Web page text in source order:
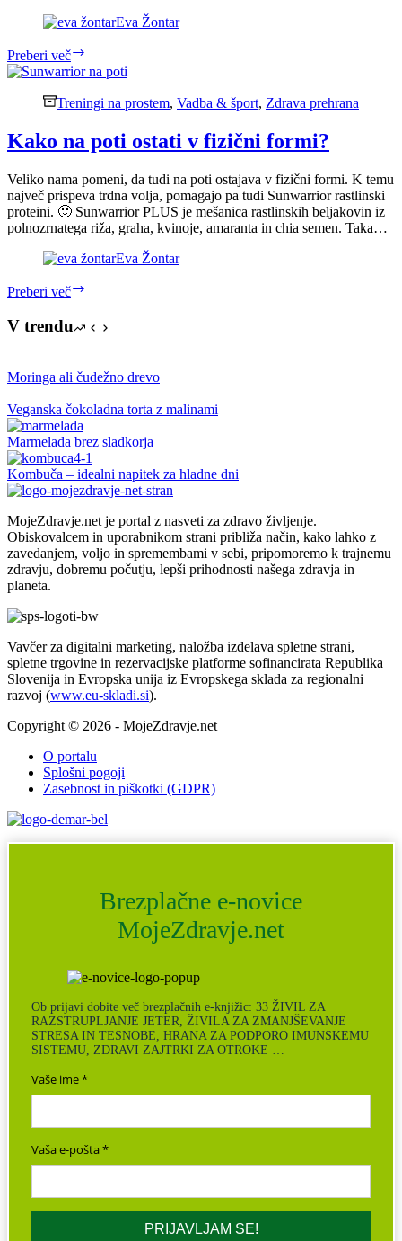
Eva Žontar
Preberi več
izogibajte
tem
Treningi na prostem, Vadba & šport, Zdrava prehrana
Kako na poti ostati v fizični formi?
Veliko nama pomeni, da tudi na poti ostajava v fizični formi. K temu
največ prispeva trdna volja, pomagajo pa tudi Sunwarrior rastlinski
proteini. 🙂 Sunwarrior PLUS je mešanica rastlinskih beljakovin iz
polnozrnatega riža, graha, kvinoje, amaranta in chia semen. Taka…
Eva Žontar
Preberi več
ostati
fizični
formi?
V trendu
Moringa ali čudežno drevo
Veganska čokoladna torta z malinami
Marmelada brez sladkorja
Kombuča – idealni napitek za hladne dni
MojeZdravje.net je portal z nasveti za zdravo življenje.
Obiskovalcem in uporabnikom strani približa način, kako lahko z
zavedanjem, voljo in spremembami v sebi, pripomoremo k trajnemu
zdravju, dobremu počutju, lepši prihodnosti našega zdravja in
planeta.
Vavčer za digitalni marketing, naložba izdelava spletne strani,
spletne trgovine in rezervacijske platforme sofinancirata Republika
Slovenija in Evropska unija iz Evropskega sklada za regionalni
razvoj (www.eu-skladi.si).
Copyright © 2026 - MojeZdravje.net
O portalu
Splošni pogoji
Zasebnost in piškotki (GDPR)
Brezplačne e-novice
MojeZdravje.net
Ob prijavi dobite več brezplačnih e-knjižic: 33 ŽIVIL ZA
RAZSTRUPLJANJE JETER, ŽIVILA ZA ZMANJŠEVANJE
STRESA IN TESNOBE, HRANA ZA PODPORO IMUNSKEMU
SISTEMU, ZDRAVI ZAJTRKI ZA OTROKE …
Vaše ime
Vaša e-pošta
PRIJAVLJAM SE!